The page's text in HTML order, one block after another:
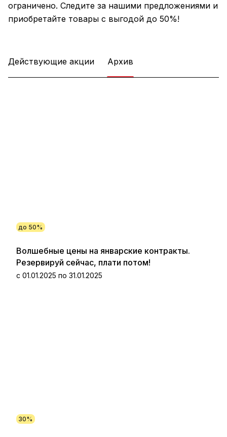
ограничено. Следите за нашими предложениями и
приобретайте товары с выгодой до 50%!
Действующие акции Архив
до 50%
Волшебные цены на январские контракты.
Резервируй сейчас, плати потом!
с 01.01.2025 по 31.01.2025
30%